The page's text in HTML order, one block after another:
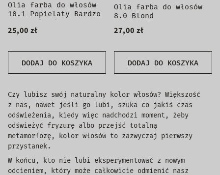
DODAJ DO KOSZYKA
Olia farba do włosów
10.1 Popielaty Bardzo
Jasny Blond
25,00 zł
DODAJ DO KOSZYKA
Olia farba do włosów
8.0 Blond
27,00 zł
Czy lubisz swój naturalny kolor włosów? Większość
z nas, nawet jeśli go lubi, szuka co jakiś czas
odświeżenia, kiedy więc nadchodzi moment, żeby
odświeżyć fryzurę albo przejść totalną
metamorfozę, kolor włosów to zazwyczaj pierwszy
przystanek.
W końcu, kto nie lubi eksperymentować z nowym
odcieniem, który może całkowicie odmienić nasz